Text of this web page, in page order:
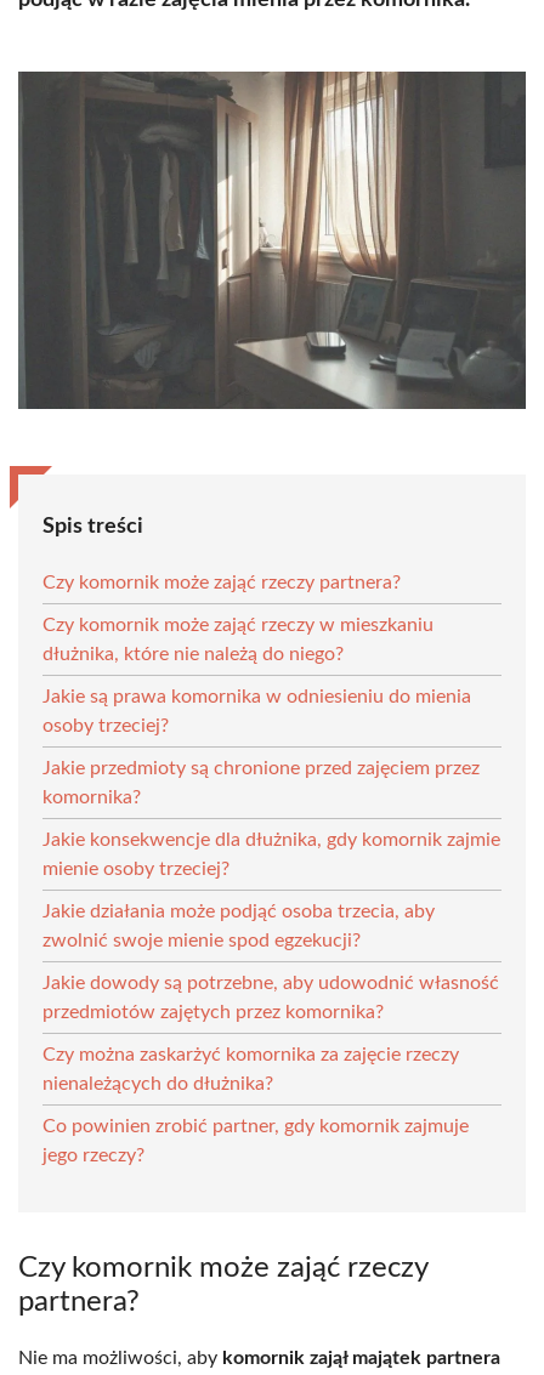
Spis treści
Czy komornik może zająć rzeczy partnera?
Czy komornik może zająć rzeczy w mieszkaniu
dłużnika, które nie należą do niego?
Jakie są prawa komornika w odniesieniu do mienia
osoby trzeciej?
Jakie przedmioty są chronione przed zajęciem przez
komornika?
Jakie konsekwencje dla dłużnika, gdy komornik zajmie
mienie osoby trzeciej?
Jakie działania może podjąć osoba trzecia, aby
zwolnić swoje mienie spod egzekucji?
Jakie dowody są potrzebne, aby udowodnić własność
przedmiotów zajętych przez komornika?
Czy można zaskarżyć komornika za zajęcie rzeczy
nienależących do dłużnika?
Co powinien zrobić partner, gdy komornik zajmuje
jego rzeczy?
Czy komornik może zająć rzeczy
partnera?
Nie ma możliwości, aby komornik zajął majątek partnera